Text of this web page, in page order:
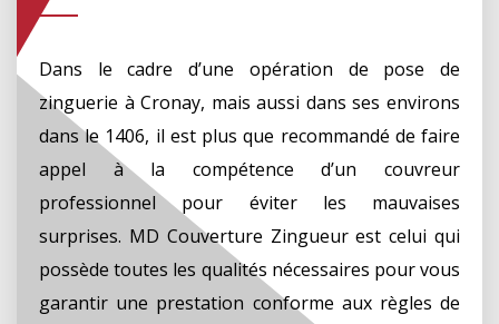
Dans le cadre d’une opération de pose de
zinguerie à Cronay, mais aussi dans ses environs
dans le 1406, il est plus que recommandé de faire
appel à la compétence d’un couvreur
professionnel pour éviter les mauvaises
surprises. MD Couverture Zingueur est celui qui
possède toutes les qualités nécessaires pour vous
garantir une prestation conforme aux règles de